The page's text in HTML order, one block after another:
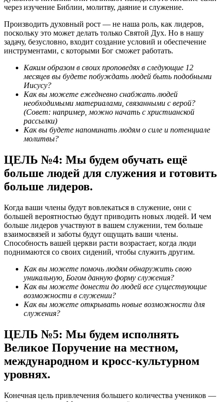
через изучение Библии, молитву, даяние и служение.
Производить духовный рост — не наша роль, как лидеров,
поскольку это может делать только Святой Дух. Но в нашу
задачу, безусловно, входит создание условий и обеспечение
инструментами, с которыми Бог сможет работать.
Каким образом в своих проповедях в следующие 12
месяцев вы будете побуждать людей быть подобными
Иисусу?
Как вы можете ежедневно снабжать людей
необходимыми материалами, связанными с верой?
(Совет: например, можно начать с христианской
рассылки)
Как вы будете напоминать людям о силе и потенциале
молитвы?
ЦЕЛЬ №4: Мы будем обучать ещё
больше людей для служения и готовить
больше лидеров.
Когда ваши члены будут вовлекаться в служение, они с
большей вероятностью будут приводить новых людей. И чем
больше лидеров участвуют в вашем служении, тем больше
взаимосвязей и заботы будут ощущать ваши члены.
Способность вашей церкви расти возрастает, когда люди
поднимаются со своих сидений, чтобы служить другим.
Как вы можете помочь людям обнаружить свою
уникальную, Богом данную форму служения?
Как вы можете донести до людей все существующие
возможности в служении?
Как вы можете открывать новые возможности для
служения?
ЦЕЛЬ №5: Мы будем исполнять
Великое Поручение на местном,
международном и кросс-культурном
уровнях.
Конечная цель привлечения большего количества учеников —